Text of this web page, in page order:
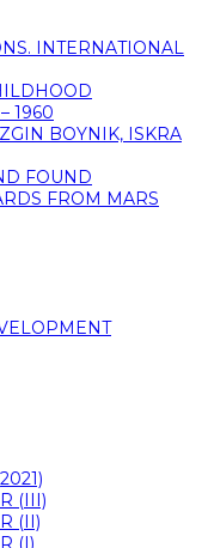
INTERNATIONAL
1960
BOYNIK, ISKRA
FOUND
FROM MARS
(III)
(II)
(I)